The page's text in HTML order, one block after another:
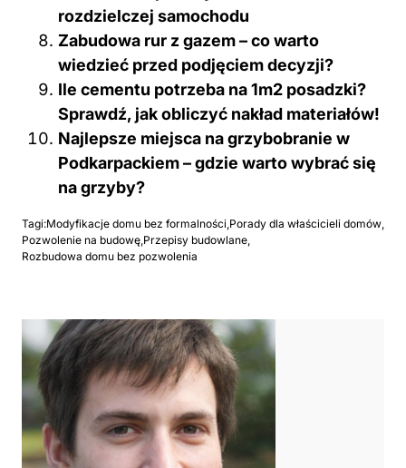
rozdzielczej samochodu
Zabudowa rur z gazem – co warto
wiedzieć przed podjęciem decyzji?
Ile cementu potrzeba na 1m2 posadzki?
Sprawdź, jak obliczyć nakład materiałów!
Najlepsze miejsca na grzybobranie w
Podkarpackiem – gdzie warto wybrać się
na grzyby?
Tagi:Modyfikacje domu bez formalności Porady dla właścicieli domów
Pozwolenie na budowę Przepisy budowlane
Rozbudowa domu bez pozwolenia